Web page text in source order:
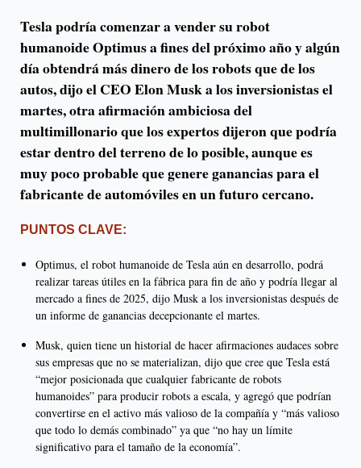
Tesla podría comenzar a vender su robot
humanoide Optimus a fines del próximo año y algún
día obtendrá más dinero de los robots que de los
autos, dijo el CEO Elon Musk a los inversionistas el
martes, otra afirmación ambiciosa del
multimillonario que los expertos dijeron que podría
estar dentro del terreno de lo posible, aunque es
muy poco probable que genere ganancias para el
fabricante de automóviles en un futuro cercano.
PUNTOS CLAVE:
Optimus, el robot humanoide de Tesla aún en desarrollo, podrá
realizar tareas útiles en la fábrica para fin de año y podría llegar al
mercado a fines de 2025, dijo Musk a los inversionistas después de
un informe de ganancias decepcionante el martes.
Musk, quien tiene un historial de hacer afirmaciones audaces sobre
sus empresas que no se materializan, dijo que cree que Tesla está
“mejor posicionada que cualquier fabricante de robots
humanoides” para producir robots a escala, y agregó que podrían
convertirse en el activo más valioso de la compañía y “más valioso
que todo lo demás combinado” ya que “no hay un límite
significativo para el tamaño de la economía”.